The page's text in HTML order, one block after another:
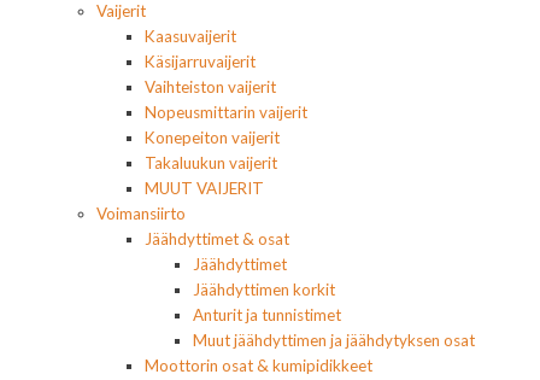
Vaijerit
Kaasuvaijerit
Käsijarruvaijerit
Vaihteiston vaijerit
Nopeusmittarin vaijerit
Konepeiton vaijerit
Takaluukun vaijerit
MUUT VAIJERIT
Voimansiirto
Jäähdyttimet & osat
Jäähdyttimet
Jäähdyttimen korkit
Anturit ja tunnistimet
Muut jäähdyttimen ja jäähdytyksen osat
Moottorin osat & kumipidikkeet